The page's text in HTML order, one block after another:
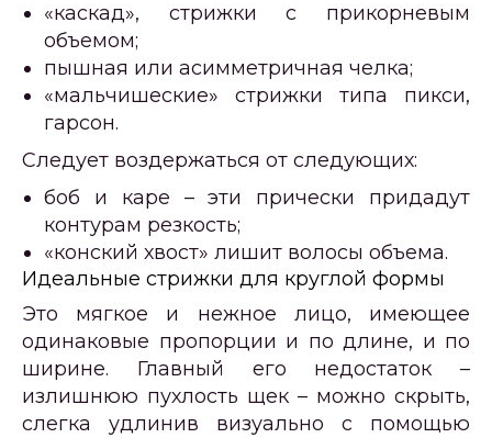
«каскад», стрижки с прикорневым
объемом;
пышная или асимметричная челка;
«мальчишеские» стрижки типа пикси,
гарсон.
Следует воздержаться от следующих:
боб и каре – эти прически придадут
контурам резкость;
«конский хвост» лишит волосы объема.
Идеальные стрижки для круглой формы
Это мягкое и нежное лицо, имеющее
одинаковые пропорции и по длине, и по
ширине. Главный его недостаток –
излишнюю пухлость щек – можно скрыть,
слегка удлинив визуально с помощью